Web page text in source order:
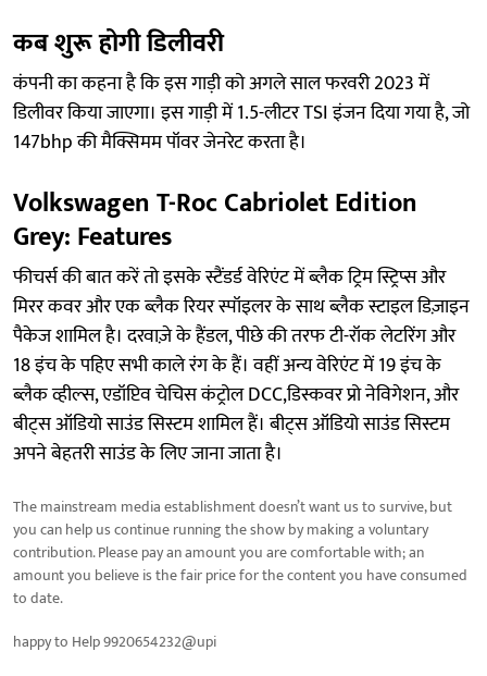
कब शुरू होगी डिलीवरी
कंपनी का कहना है कि इस गाड़ी को अगले साल फरवरी 2023 में
डिलीवर किया जाएगा। इस गाड़ी में 1.5-लीटर TSI इंजन दिया गया है, जो
147bhp की मैक्सिमम पॉवर जेनरेट करता है।
Volkswagen T-Roc Cabriolet Edition
Grey: Features
फीचर्स की बात करें तो इसके स्टैंडर्ड वेरिएंट में ब्लैक ट्रिम स्ट्रिप्स और
मिरर कवर और एक ब्लैक रियर स्पॉइलर के साथ ब्लैक स्टाइल डिज़ाइन
पैकेज शामिल है। दरवाज़े के हैंडल, पीछे की तरफ टी-रॉक लेटरिंग और
18 इंच के पहिए सभी काले रंग के हैं। वहीं अन्य वेरिएंट में 19 इंच के
ब्लैक व्हील्स, एडॉप्टिव चेचिस कंट्रोल DCC,डिस्कवर प्रो नेविगेशन, और
बीट्स ऑडियो साउंड सिस्टम शामिल हैं। बीट्स ऑडियो साउंड सिस्टम
अपने बेहतरी साउंड के लिए जाना जाता है।
The mainstream media establishment doesn’t want us to survive, but
you can help us continue running the show by making a voluntary
contribution. Please pay an amount you are comfortable with; an
amount you believe is the fair price for the content you have consumed
to date.
happy to Help 9920654232@upi